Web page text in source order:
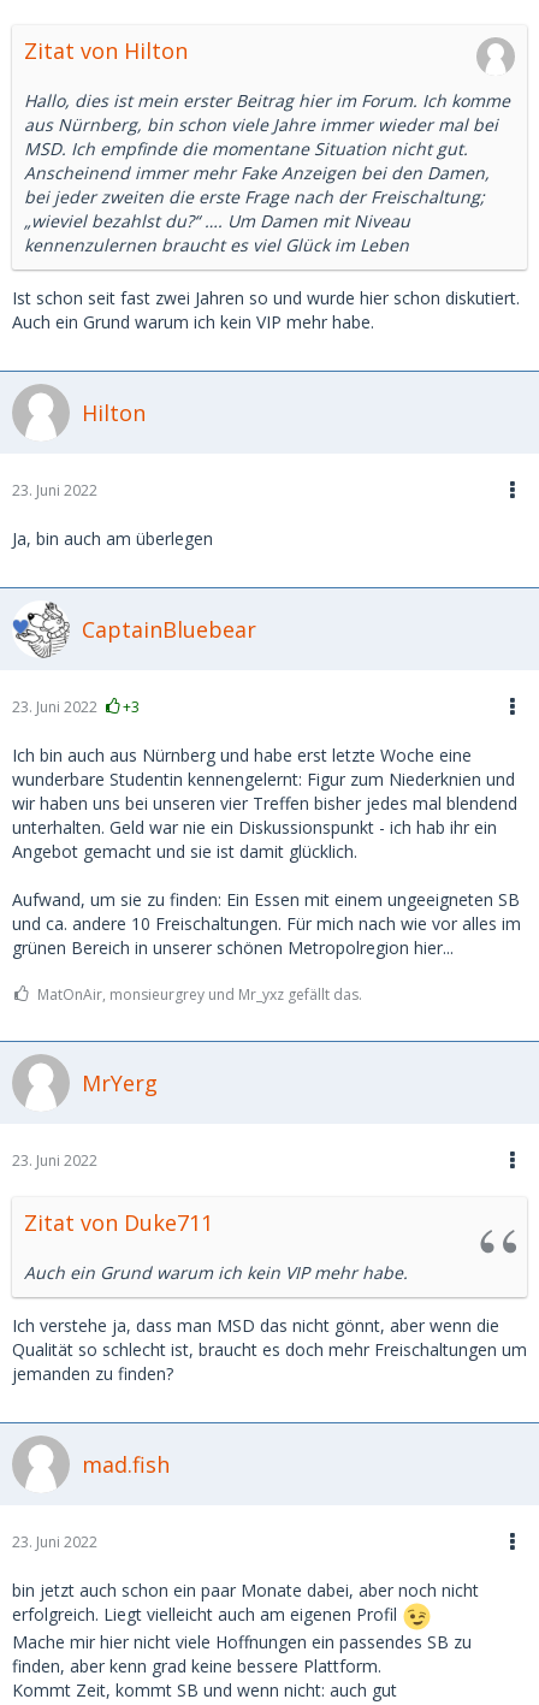
Zitat von Hilton
Hallo, dies ist mein erster Beitrag hier im Forum. Ich komme
aus Nürnberg, bin schon viele Jahre immer wieder mal bei
MSD. Ich empfinde die momentane Situation nicht gut.
Anscheinend immer mehr Fake Anzeigen bei den Damen,
bei jeder zweiten die erste Frage nach der Freischaltung;
„wieviel bezahlst du?“ …. Um Damen mit Niveau
kennenzulernen braucht es viel Glück im Leben
Ist schon seit fast zwei Jahren so und wurde hier schon diskutiert.
Auch ein Grund warum ich kein VIP mehr habe.
Hilton
23. Juni 2022
Ja, bin auch am überlegen
CaptainBluebear
23. Juni 2022 +3
Ich bin auch aus Nürnberg und habe erst letzte Woche eine
wunderbare Studentin kennengelernt: Figur zum Niederknien und
wir haben uns bei unseren vier Treffen bisher jedes mal blendend
unterhalten. Geld war nie ein Diskussionspunkt - ich hab ihr ein
Angebot gemacht und sie ist damit glücklich.
Aufwand, um sie zu finden: Ein Essen mit einem ungeeigneten SB
und ca. andere 10 Freischaltungen. Für mich nach wie vor alles im
grünen Bereich in unserer schönen Metropolregion hier...
MatOnAir, monsieurgrey und Mr_yxz gefällt das.
MrYerg
23. Juni 2022
Zitat von Duke711
Auch ein Grund warum ich kein VIP mehr habe.
Ich verstehe ja, dass man MSD das nicht gönnt, aber wenn die
Qualität so schlecht ist, braucht es doch mehr Freischaltungen um
jemanden zu finden?
mad.fish
23. Juni 2022
bin jetzt auch schon ein paar Monate dabei, aber noch nicht
erfolgreich. Liegt vielleicht auch am eigenen Profil
Mache mir hier nicht viele Hoffnungen ein passendes SB zu
finden, aber kenn grad keine bessere Plattform.
Kommt Zeit, kommt SB und wenn nicht: auch gut